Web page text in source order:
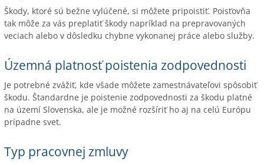
Škody, ktoré sú bežne vylúčené, si môžete pripoistiť. Poisťovňa
tak môže za vás preplatiť škody napríklad na prepravovaných
veciach alebo v dôsledku chybne vykonanej práce alebo služby.
Územná platnosť poistenia zodpovednosti
Je potrebné zvážiť, kde všade môžete zamestnávateľovi spôsobiť
škodu. Štandardne je poistenie zodpovednosti za škodu platné
na území Slovenska, ale je možné rozšíriť ho aj na celú Európu
prípadne svet.
Typ pracovnej zmluvy